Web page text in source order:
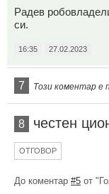
Радев
си.
16:35 27.02.2023
7 Този коментар е
8 честен
ОТГОВОР
До коментар #5 от